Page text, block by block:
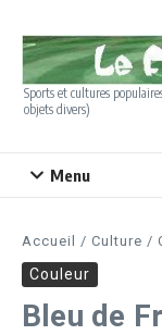
Sports et cultures
objets divers)
Menu
Accueil / Culture /
Couleur
Bleu de